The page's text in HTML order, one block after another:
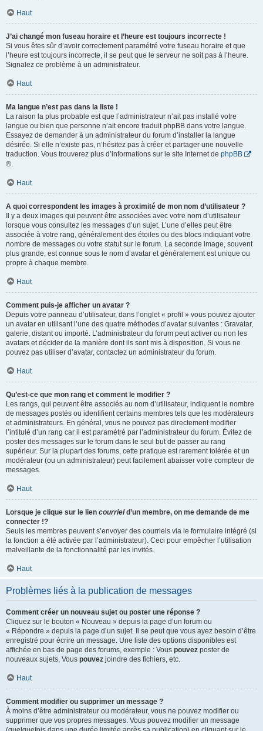
Haut
J’ai changé mon fuseau horaire et l’heure est toujours incorrecte !
Si vous êtes sûr d’avoir correctement paramétré votre fuseau horaire et que
l’heure est toujours incorrecte, il se peut que le serveur ne soit pas à l’heure.
Signalez ce problème à un administrateur.
Haut
Ma langue n’est pas dans la liste !
La raison la plus probable est que l’administrateur n’ait pas installé votre
langue ou bien que personne n’ait encore traduit phpBB dans votre langue.
Essayez de demander à un administrateur du forum d’installer la langue
désirée. Si elle n’existe pas, n’hésitez pas à créer et partager une nouvelle
traduction. Vous trouverez plus d’informations sur le site Internet de phpBB
®.
Haut
A quoi correspondent les images à proximité de mon nom d’utilisateur ?
Il y a deux images qui peuvent être associées avec votre nom d’utilisateur
lorsque vous consultez les messages d’un sujet. L’une d’elles peut être
associée à votre rang, généralement des étoiles ou des blocs indiquant votre
nombre de messages ou votre statut sur le forum. La seconde image, souvent
plus grande, est connue sous le nom d’avatar et généralement est unique ou
propre à chaque membre.
Haut
Comment puis-je afficher un avatar ?
Depuis votre panneau d’utilisateur, dans l’onglet « profil » vous pouvez ajouter
un avatar en utilisant l’une des quatre méthodes d’avatar suivantes : Gravatar,
galerie, distant ou importé. L’administrateur du forum peut activer ou non les
avatars et décider de la manière dont ils sont mis à disposition. Si vous ne
pouvez pas utiliser d’avatar, contactez un administrateur du forum.
Haut
Qu’est-ce que mon rang et comment le modifier ?
Les rangs, qui peuvent être associés au nom d’utilisateur, indiquent le nombre
de messages postés ou identifient certains membres tels que les modérateurs
et administrateurs. En général, vous ne pouvez pas directement modifier
l’intitulé d’un rang car il est paramétré par l’administrateur du forum. Évitez de
poster des messages sur le forum dans le seul but de passer au rang
supérieur. Sur la plupart des forums, cette pratique est rarement tolérée et un
modérateur (ou un administrateur) peut facilement abaisser votre compteur de
messages.
Haut
Lorsque je clique sur le lien courrield’un membre, on me demande de me
connecter !?
Seuls les membres peuvent s’envoyer des courriels via le formulaire intégré (si
la fonction a été activée par l’administrateur). Ceci pour empêcher l’utilisation
malveillante de la fonctionnalité par les invités.
Haut
Problèmes liés à la publication de messages
Comment créer un nouveau sujet ou poster une réponse ?
Cliquez sur le bouton « Nouveau » depuis la page d’un forum ou
« Répondre » depuis la page d’un sujet. Il se peut que vous ayez besoin d’être
enregistré pour écrire un message. Une liste des options disponibles est
affichée en bas de page des forums, exemple : Vous pouvez poster de
nouveaux sujets, Vous pouvez joindre des fichiers, etc.
Haut
Comment modifier ou supprimer un message ?
À moins d’être administrateur ou modérateur, vous ne pouvez modifier ou
supprimer que vos propres messages. Vous pouvez modifier un message